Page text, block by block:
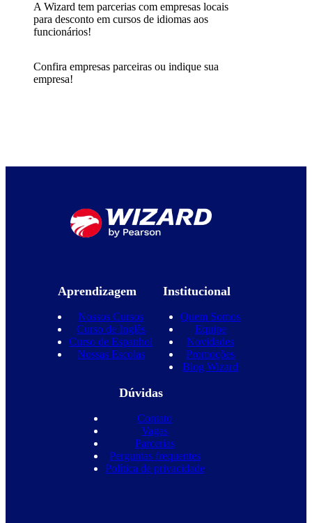
A Wizard tem parcerias com empresas locais
para desconto em cursos de idiomas aos
funcionários!
Confira empresas parceiras ou indique sua
empresa!
Aprendizagem
Nossos Cursos
Curso de Inglês
Curso de Espanhol
Nossas Escolas
Institucional
Quem Somos
Equipe
Novidades
Promoções
Blog Wizard
Dúvidas
Contato
Vagas
Parcerias
Perguntas frequentes
Política de privacidade